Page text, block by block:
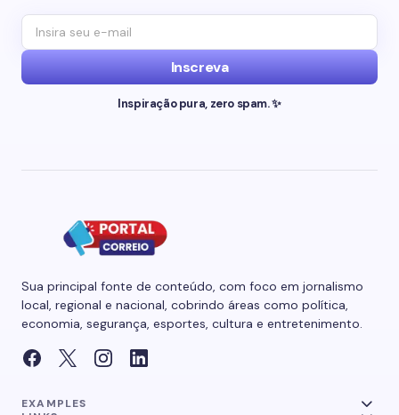
Inscreva
Inspiração pura, zero spam. ✨
Sua principal fonte de conteúdo, com foco em jornalismo
local, regional e nacional, cobrindo áreas como política,
economia, segurança, esportes, cultura e entretenimento.
EXAMPLES